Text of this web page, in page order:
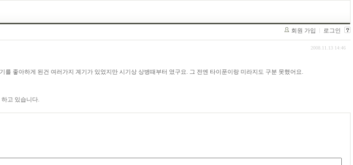
회원 가입 로그인
2008.11.13 14:46
좋아하게 된건 여러가지 계기가 있었지만 시기상 상병때부터 였구요. 그 전엔 타이푼이랑 미라지도 구분 못했어요.
고 있습니다.